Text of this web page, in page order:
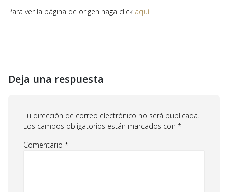
Para ver la página de origen haga click aquí.
Deja una respuesta
Tu dirección de correo electrónico no será publicada.
Los campos obligatorios están marcados con *
Comentario *